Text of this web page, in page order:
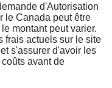
d'Autorisation
le Canada peut être
montant peut varier.
frais actuels sur le site
s'assurer d'avoir les
avant de